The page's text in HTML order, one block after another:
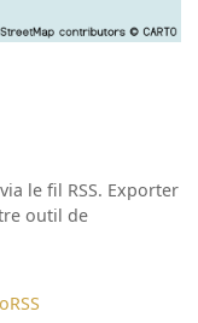
le fil RSS. Exporter
outil de